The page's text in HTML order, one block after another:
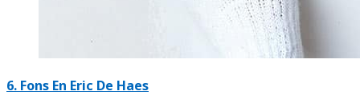
6. Fons En Eric De Haes